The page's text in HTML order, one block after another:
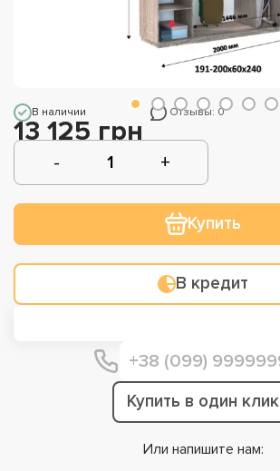
В наличии Отзывы: 0
13 125 грн
Купить
В кредит
Купить в один клик
Или напишите нам: